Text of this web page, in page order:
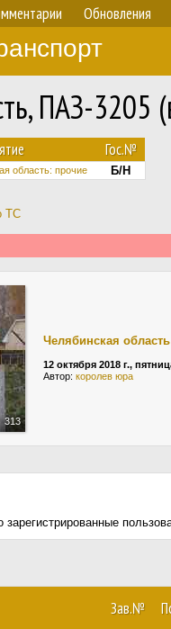
Обновления
ПАЗ-
Гос.№
область: прочие Б/Н
ТС
313
Челябинская область
12 октября 2018 г.,
Автор: королев юра
Зав.№